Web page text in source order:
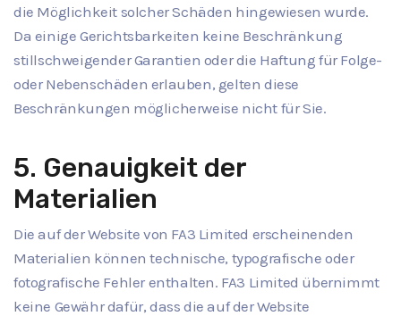
die Möglichkeit solcher Schäden hingewiesen wurde.
Da einige Gerichtsbarkeiten keine Beschränkung
stillschweigender Garantien oder die Haftung für Folge-
oder Nebenschäden erlauben, gelten diese
Beschränkungen möglicherweise nicht für Sie.
5. Genauigkeit der
Materialien
Die auf der Website von FA3 Limited erscheinenden
Materialien können technische, typografische oder
fotografische Fehler enthalten. FA3 Limited übernimmt
keine Gewähr dafür, dass die auf der Website